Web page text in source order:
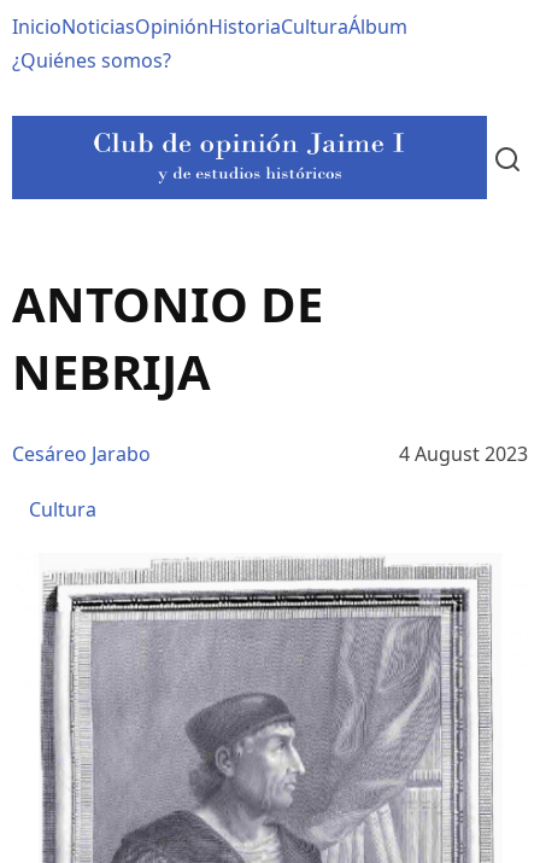
al
contenido
Navegación
principal
InicioNoticiasOpiniónHistoriaCulturaÁlbum
¿Quiénes somos?
ANTONIO DE
NEBRIJA
Cesáreo Jarabo 4 August 2023
Cultura